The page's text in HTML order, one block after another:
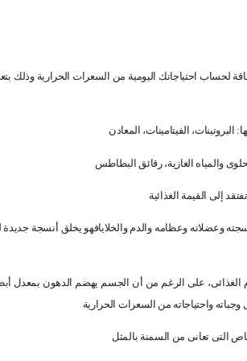
لحساب احتياجاتك اليومية من السعرات الحرارية وذلك
الفيتامينات، المعادن
والمياه الغازية، رقائق البطاطس
إلى القيمة الغذائية
أنسجته وعضلاته وعظامه والدم والخلايافهو يخلق أنسجة
الغذائى، على الرغم من أن الجسم يهضم الدهون بمعدل
واحتياجاته من السعرات الحرارية
التى تعانى من السمنة بالمثل